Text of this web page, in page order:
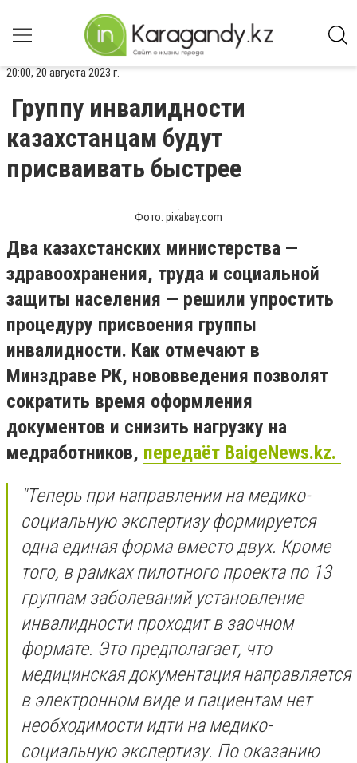
20:00, 20 августа 2023 г.
Группу инвалидности
казахстанцам будут
присваивать быстрее
Фото: pixabay.com
Два казахстанских министерства —
здравоохранения, труда и социальной
защиты населения — решили упростить
процедуру присвоения группы
инвалидности. Как отмечают в
Минздраве РК, нововведения позволят
сократить время оформления
документов и снизить нагрузку на
медработников, передаёт BaigeNews.kz.
"Теперь при направлении на медико-
социальную экспертизу формируется
одна единая форма вместо двух. Кроме
того, в рамках пилотного проекта по 13
группам заболеваний установление
инвалидности проходит в заочном
формате. Это предполагает, что
медицинская документация направляется
в электронном виде и пациентам нет
необходимости идти на медико-
социальную экспертизу. По оказанию